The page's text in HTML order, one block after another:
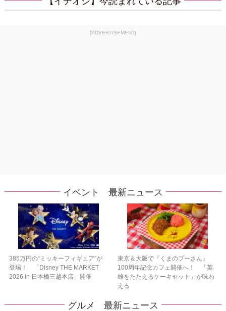
[ADVERTISEMENT]
イベント 最新ニュース
385万円の“ミッキーフィギュア”が
登場！ 「Disney THE MARKET
2026 in 日本橋三越本店」開催
東京＆大阪で『くまのプーさん』
100周年記念カフェ開催へ！ 「英
雄をたたえるケーキセット」が味わ
える
グルメ 最新ニュース